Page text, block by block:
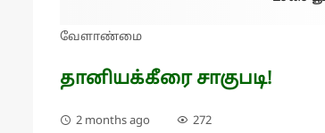
வேளாண்மை
தானியக்கீரை சாகுபடி!
2 months ago 272